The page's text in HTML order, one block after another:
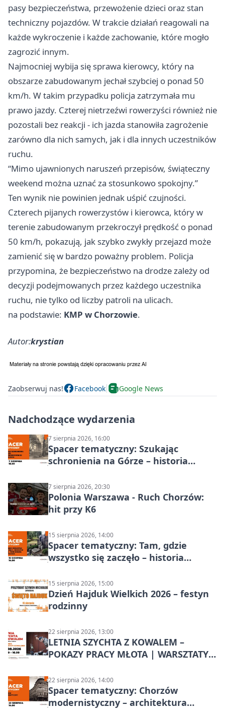
pasy bezpieczeństwa, przewożenie dzieci oraz stan
techniczny pojazdów. W trakcie działań reagowali na
każde wykroczenie i każde zachowanie, które mogło
zagrozić innym.
Najmocniej wybija się sprawa kierowcy, który na
obszarze zabudowanym jechał szybciej o ponad 50
km/h. W takim przypadku policja zatrzymała mu
prawo jazdy. Czterej nietrzeźwi rowerzyści również nie
pozostali bez reakcji - ich jazda stanowiła zagrożenie
zarówno dla nich samych, jak i dla innych uczestników
ruchu.
“Mimo ujawnionych naruszeń przepisów, świąteczny
weekend można uznać za stosunkowo spokojny.”
Ten wynik nie powinien jednak uśpić czujności.
Czterech pijanych rowerzystów i kierowca, który w
terenie zabudowanym przekroczył prędkość o ponad
50 km/h, pokazują, jak szybko zwykły przejazd może
zamienić się w bardzo poważny problem. Policja
przypomina, że bezpieczeństwo na drodze zależy od
decyzji podejmowanych przez każdego uczestnika
ruchu, nie tylko od liczby patroli na ulicach.
na podstawie: KMP w Chorzowie.
Autor:krystian
Zaobserwuj nas! Facebook Google News
Nadchodzące wydarzenia
7 sierpnia 2026, 16:00
Spacer tematyczny: Szukając
schronienia na Górze – historia
7 sierpnia 2026, 20:30
Polonia Warszawa - Ruch Chorzów:
hit przy K6
15 sierpnia 2026, 14:00
Spacer tematyczny: Tam, gdzie
wszystko się zaczęło – historia
15 sierpnia 2026, 15:00
Dzień Hajduk Wielkich 2026 – festyn
rodzinny
22 sierpnia 2026, 13:00
LETNIA SZYCHTA Z KOWALEM –
POKAZY PRACY MŁOTA | WARSZTATY
22 sierpnia 2026, 14:00
Spacer tematyczny: Chorzów
modernistyczny – architektura